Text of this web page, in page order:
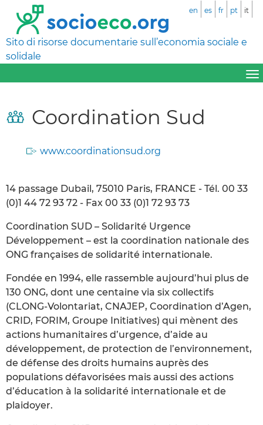
Sito di risorse documentarie sull’economia sociale e
solidale
en es fr pt it
Coordination Sud
www.coordinationsud.org
14 passage Dubail, 75010 Paris, FRANCE - Tél. 00 33
(0)1 44 72 93 72 - Fax 00 33 (0)1 72 93 73
Coordination SUD – Solidarité Urgence
Développement – est la coordination nationale des
ONG françaises de solidarité internationale.
Fondée en 1994, elle rassemble aujourd’hui plus de
130 ONG, dont une centaine via six collectifs
(CLONG-Volontariat, CNAJEP, Coordination d’Agen,
CRID, FORIM, Groupe Initiatives) qui mènent des
actions humanitaires d’urgence, d’aide au
développement, de protection de l’environnement,
de défense des droits humains auprès des
populations défavorisées mais aussi des actions
d’éducation à la solidarité internationale et de
plaidoyer.